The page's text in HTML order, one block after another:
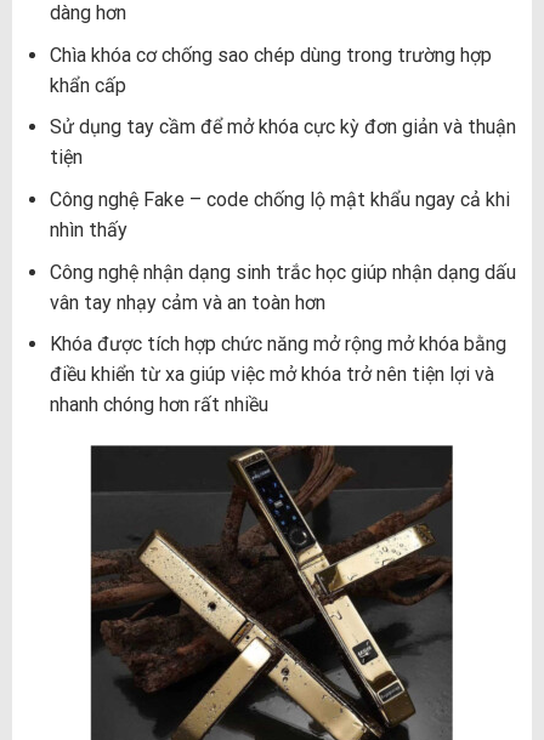
dàng hơn
Chìa khóa cơ chống sao chép dùng trong trường hợp
khẩn cấp
Sử dụng tay cầm để mở khóa cực kỳ đơn giản và thuận
tiện
Công nghệ Fake – code chống lộ mật khẩu ngay cả khi
nhìn thấy
Công nghệ nhận dạng sinh trắc học giúp nhận dạng dấu
vân tay nhạy cảm và an toàn hơn
Khóa được tích hợp chức năng mở rộng mở khóa bằng
điều khiển từ xa giúp việc mở khóa trở nên tiện lợi và
nhanh chóng hơn rất nhiều